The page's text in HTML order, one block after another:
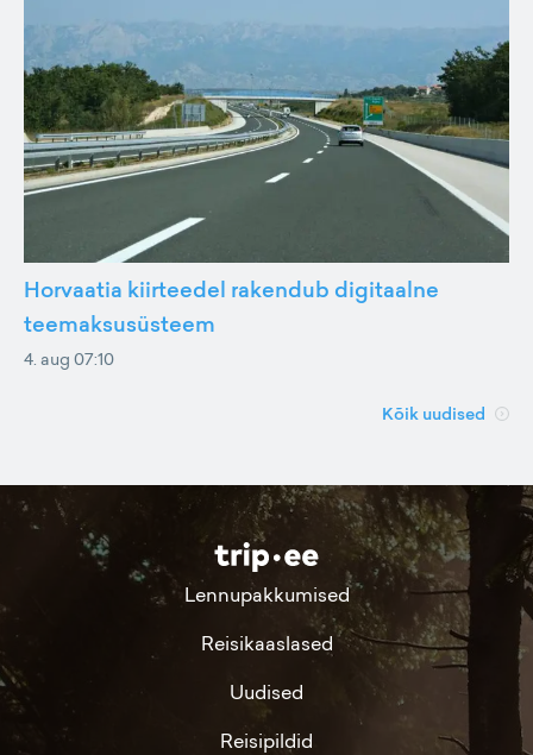
Horvaatia kiirteedel rakendub digitaalne
teemaksusüsteem
4. aug 07:10
Kõik uudised
Lennupakkumised
Reisikaaslased
Uudised
Reisipildid